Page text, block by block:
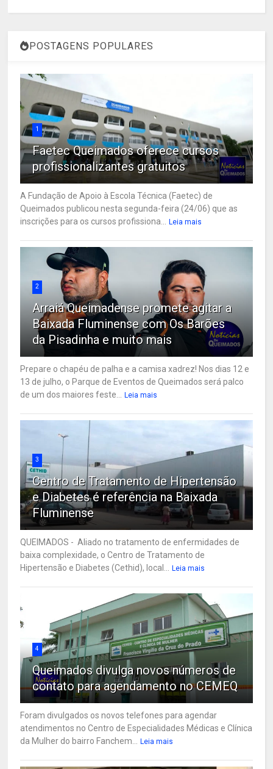
POSTAGENS POPULARES
1
Faetec Queimados oferece cursos
profissionalizantes gratuitos
A Fundação de Apoio à Escola Técnica (Faetec) de
Queimados publicou nesta segunda-feira (24/06) que as
inscrições para os cursos profissiona...
Leia mais
2
Arraiá Queimadense promete agitar a
Baixada Fluminense com Os Barões
da Pisadinha e muito mais
Prepare o chapéu de palha e a camisa xadrez! Nos dias 12 e
13 de julho, o Parque de Eventos de Queimados será palco
de um dos maiores feste...
Leia mais
3
Centro de Tratamento de Hipertensão
e Diabetes é referência na Baixada
Fluminense
QUEIMADOS - Aliado no tratamento de enfermidades de
baixa complexidade, o Centro de Tratamento de
Hipertensão e Diabetes (Cethid), local...
Leia mais
4
Queimados divulga novos números de
contato para agendamento no CEMEQ
Foram divulgados os novos telefones para agendar
atendimentos no Centro de Especialidades Médicas e Clínica
da Mulher do bairro Fanchem...
Leia mais